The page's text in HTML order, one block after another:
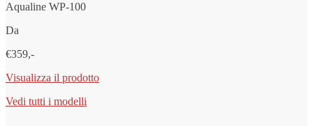
Aqualine WP-100
Da
€359,-
Visualizza il prodotto
Vedi tutti i modelli